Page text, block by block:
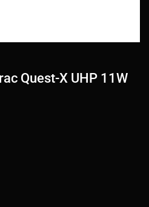
Quest-X UHP 11W